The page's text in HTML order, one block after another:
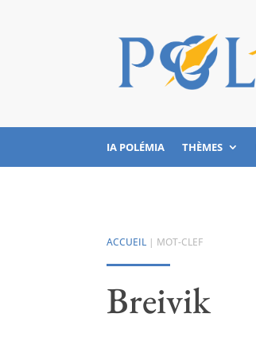
IA POLÉMIA THÈMES
ACCUEIL | MOT-CLEF
Breivik